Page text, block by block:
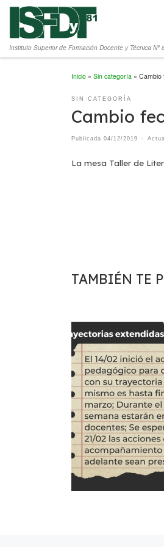
Saltar al contenido
Instituto Superior de Formación Docente y Técnica Nº
Inicio » Sin categoría » Cambio
SIN CATEGORÍA
Cambio
Publicada 04/12/2019 -
La mesa Taller de
TAMBIÉN TE